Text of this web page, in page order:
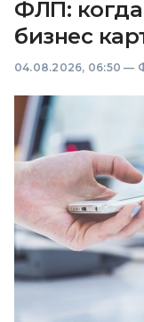
ФЛП:
бизнес
04.08.2026, 06:50 —